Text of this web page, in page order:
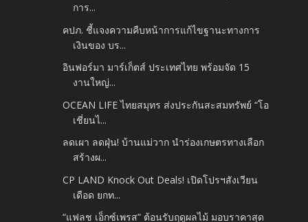
การ...
คปภ. ชี้แจงความคืบหน้าการแก้ไขฐานะทางการ
เงินของ บร...
อินฟอร์มา มาร์เก็ตส์ ประเทศไทย พร้อมจัด 15
งานใหญ่...
OCEAN LIFE ไทยสมุทร ส่งประกันสะสมทรัพย์ “โอ
เชี่ยนไ...
ลดเผา ลดฝุ่น! บ้านแม่วาก นำร่องเกษตรทางเลือก
สร้างผ...
CP LAND Knock Out Deals! เปิดโปรฯสังเวียน
เดือด ยกท...
“แฟลช เอ็กซ์เพรส” ต้อนรับฤดูผลไม้ มอบราคาสุด